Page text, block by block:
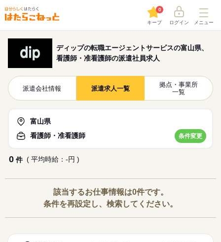
キープ
0
ログイン メニュー
ディップの転職エージェントサービスの富山県、
看護師・准看護師の派遣社員求人
派遣会社情報 派遣求人一覧
拠点・事業所
一覧
富山県
看護師・准看護師
条件変更
0 件 ( 平均時給：-円 )
該当するお仕事情報は0件です。
条件を再設定し、検索してください。